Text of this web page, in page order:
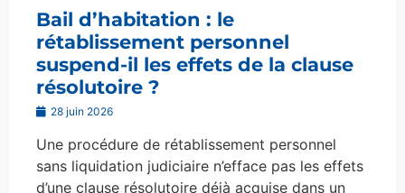
Bail d’habitation : le
rétablissement personnel
suspend-il les effets de la clause
résolutoire ?
28 juin 2026
Une procédure de rétablissement personnel
sans liquidation judiciaire n’efface pas les effets
d’une clause résolutoire déjà acquise dans un